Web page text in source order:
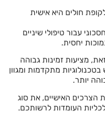
חולים היא אישית
עבור טיפולי שיניים
יחסית.
מציעות זמינות גבוהה
מתקדמות ומגוון
יותר.
הצרכים האישיים, את סוג
העומדות לרשותכם.